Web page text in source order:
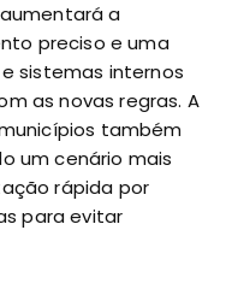
a
preciso e uma
sistemas internos
as novas regras. A
também
um cenário mais
rápida por
para evitar